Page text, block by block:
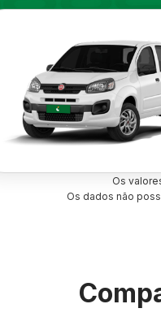
Os
Os dados não